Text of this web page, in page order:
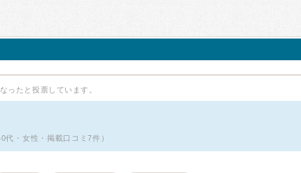
ったと投票しています。
代・女性・掲載口コミ7件）